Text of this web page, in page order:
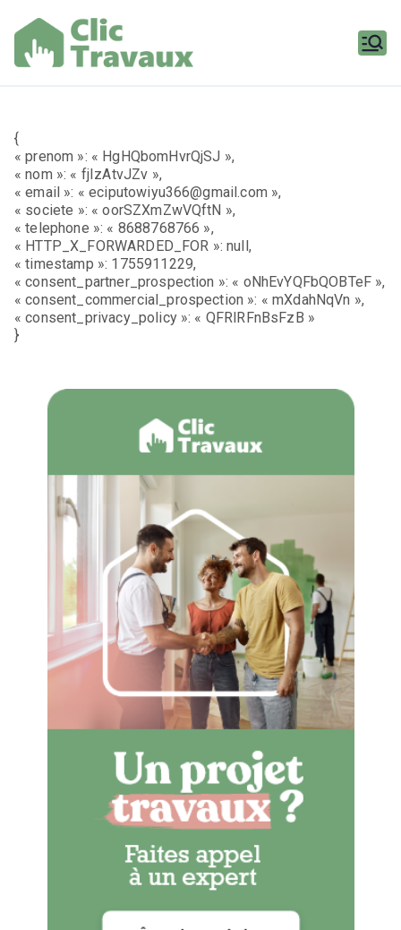
contenu
{
« prenom »: « HgHQbomHvrQjSJ »,
« nom »: « fjIzAtvJZv »,
« email »: « eciputowiyu366@gmail.com »,
« societe »: « oorSZXmZwVQftN »,
« telephone »: « 8688768766 »,
« HTTP_X_FORWARDED_FOR »: null,
« timestamp »: 1755911229,
« consent_partner_prospection »: « oNhEvYQFbQOBTeF »,
« consent_commercial_prospection »: « mXdahNqVn »,
« consent_privacy_policy »: « QFRlRFnBsFzB »
}